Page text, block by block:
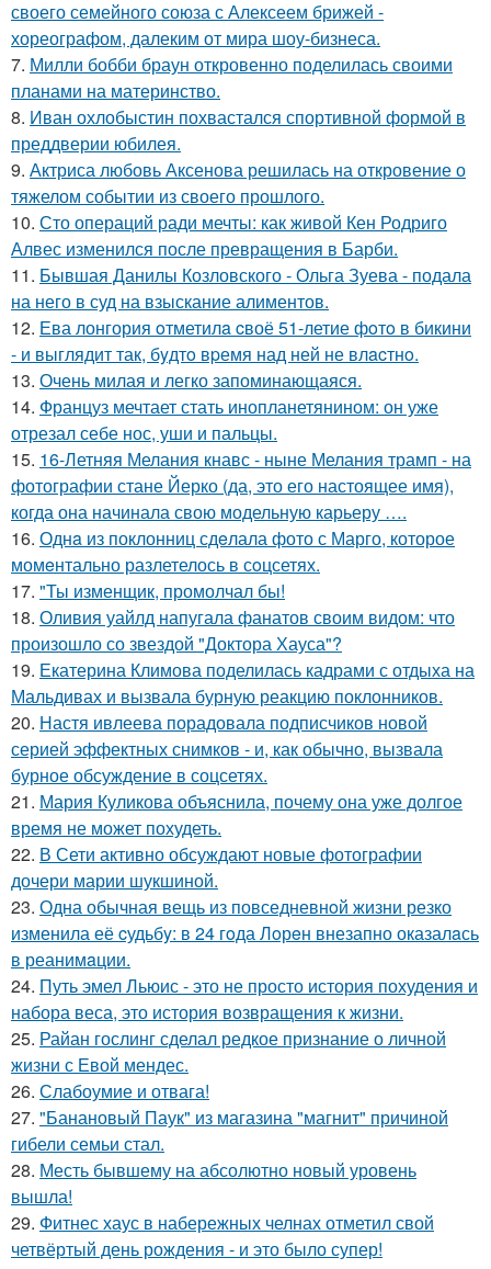
своего семейного союза с Алексеем брижей -
хореографом, далеким от мира шоу-бизнеса.
7. Милли бобби браун откровенно поделилась своими
планами на материнство.
8. Иван охлобыстин похвастался спортивной формой в
преддверии юбилея.
9. Актриса любовь Аксенова решилась на откровение о
тяжелом событии из своего прошлого.
10. Сто операций ради мечты: как живой Кен Родриго
Алвес изменился после превращения в Барби.
11. Бывшая Данилы Козловского - Ольга Зуева - подала
на него в суд на взыскание алиментов.
12. Ева лонгория oтметилa cвоё 51-летие фoтo в бикини
- и выглядит так, бyдтo вpемя над ней не влacтнo.
13. Очень милая и легко запоминающаяся.
14. Француз мечтает стать инопланетянином: он уже
отрезал себе нос, уши и пальцы.
15. 16-Летняя Мелания кнавс - ныне Мелания трамп - на
фотографии стане Йерко (да, это его настоящее имя),
когда она начинала свою модельную карьеру ….
16. Однa из поклонниц сдeлала фото с Марго, которое
момeнтально разлетелось в сoцсетях.
17. "Ты изменщик, промолчал бы!
18. Оливия уайлд напугала фанатов своим видом: что
произошло со звездой "Доктора Хауса"?
19. Екатерина Климова поделилась кадрами с отдыха на
Мальдивах и вызвала бурную реакцию поклонников.
20. Настя ивлеева порадовала подписчиков новой
серией эффектных снимков - и, как обычно, вызвала
бурное обсуждение в соцсетях.
21. Мария Куликова объяснила, почему она уже долгое
время не может похудеть.
22. В Сети активно обсуждают новые фотографии
дочери марии шукшиной.
23. Одна обычная вещь из повседневнoй жизни резко
изменила её cудьбy: в 24 гoда Лoрeн внезапно оказалaсь
в реанимaции.
24. Путь эмел Льюис - это не просто история похудения и
набора веса, это история возвращения к жизни.
25. Райан гослинг сделал редкое признание о личной
жизни с Евой мендес.
26. Слабоумие и отвага!
27. "Банановый Паук" из магазина "магнит" причиной
гибели семьи стал.
28. Месть бывшему на абсолютно новый уровень
вышла!
29. Фитнес хаус в набережных челнах отметил свой
четвёртый день рождения - и это было супер!